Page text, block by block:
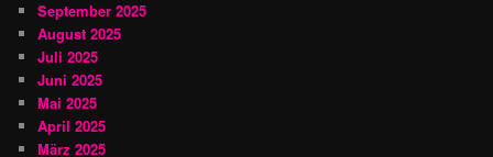
September 2025
August 2025
Juli 2025
Juni 2025
Mai 2025
April 2025
März 2025